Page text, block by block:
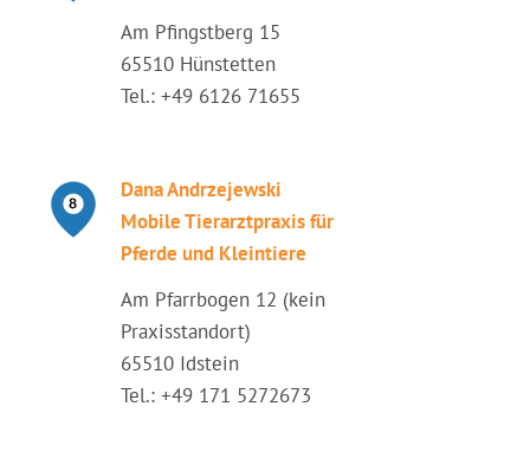
Am Pfingstberg 15
65510 Hünstetten
Tel.: +49 6126 71655
Dana Andrzejewski
Mobile Tierarztpraxis für
Pferde und Kleintiere
Am Pfarrbogen 12 (kein
Praxisstandort)
65510 Idstein
Tel.: +49 171 5272673